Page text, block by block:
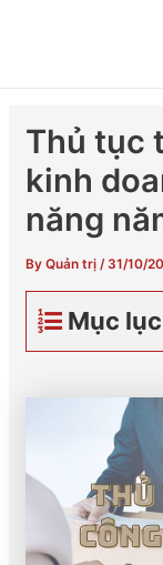
Thủ tục
kinh
năng
By Quản trị / 31/10/
Mục lục